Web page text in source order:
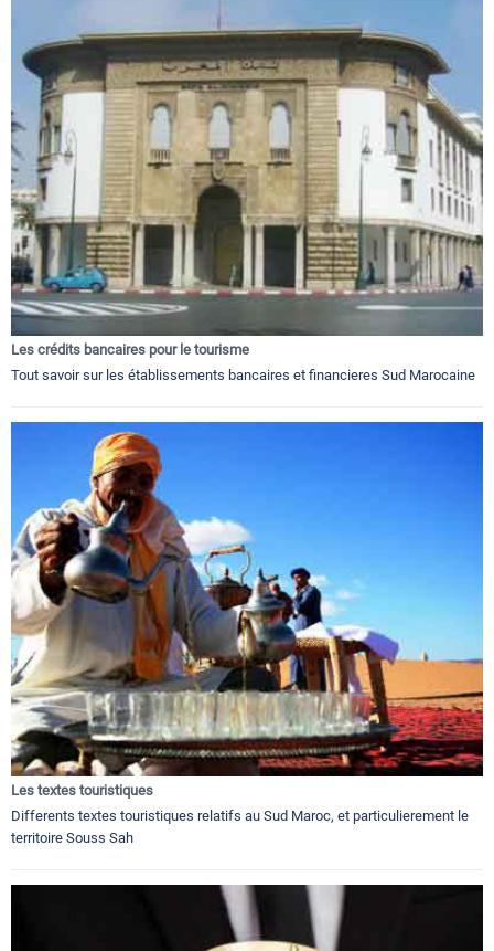
Les crédits bancaires pour le tourisme
Tout savoir sur les établissements bancaires et financieres Sud Marocaine
Les textes touristiques
Differents textes touristiques relatifs au Sud Maroc, et particulierement le
territoire Souss Sah